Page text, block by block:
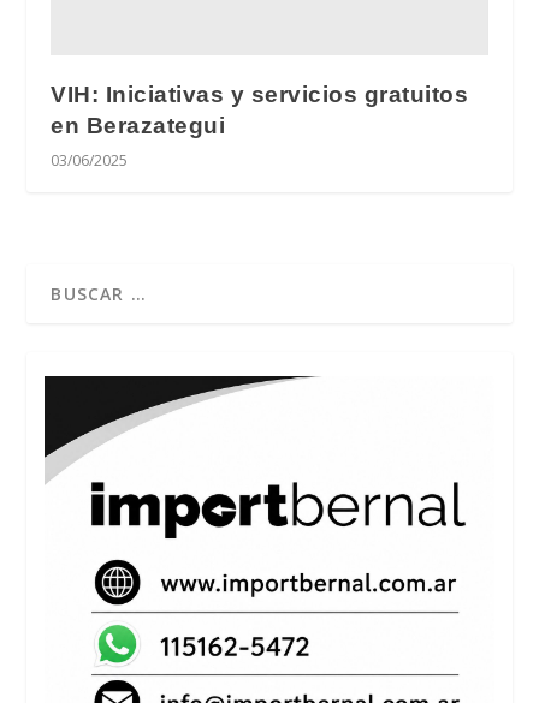
VIH: Iniciativas y servicios gratuitos
en Berazategui
03/06/2025